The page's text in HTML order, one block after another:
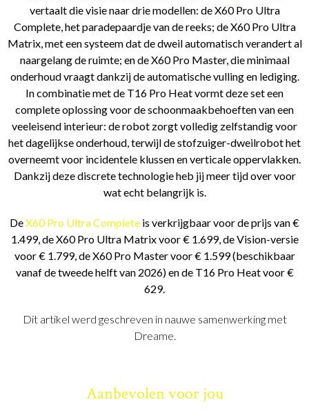
vertaalt die visie naar drie modellen: de X60 Pro Ultra
Complete, het paradepaardje van de reeks; de X60 Pro Ultra
Matrix, met een systeem dat de dweil automatisch verandert al
naargelang de ruimte; en de X60 Pro Master, die minimaal
onderhoud vraagt dankzij de automatische vulling en lediging.
In combinatie met de T16 Pro Heat vormt deze set een
complete oplossing voor de schoonmaakbehoeften van een
veeleisend interieur: de robot zorgt volledig zelfstandig voor
het dagelijkse onderhoud, terwijl de stofzuiger-dweilrobot het
overneemt voor incidentele klussen en verticale oppervlakken.
Dankzij deze discrete technologie heb jij meer tijd over voor
wat echt belangrijk is.
DeX60 Pro Ultra Complete is verkrijgbaar voor de prijs van €
1.499, de X60 Pro Ultra Matrix voor € 1.699, de Vision-versie
voor € 1.799, de X60 Pro Master voor € 1.599 (beschikbaar
vanaf de tweede helft van 2026) en de T16 Pro Heat voor €
629.
Dit artikel werd geschreven in nauwe samenwerking met
Dreame.
Aanbevolen voor jou